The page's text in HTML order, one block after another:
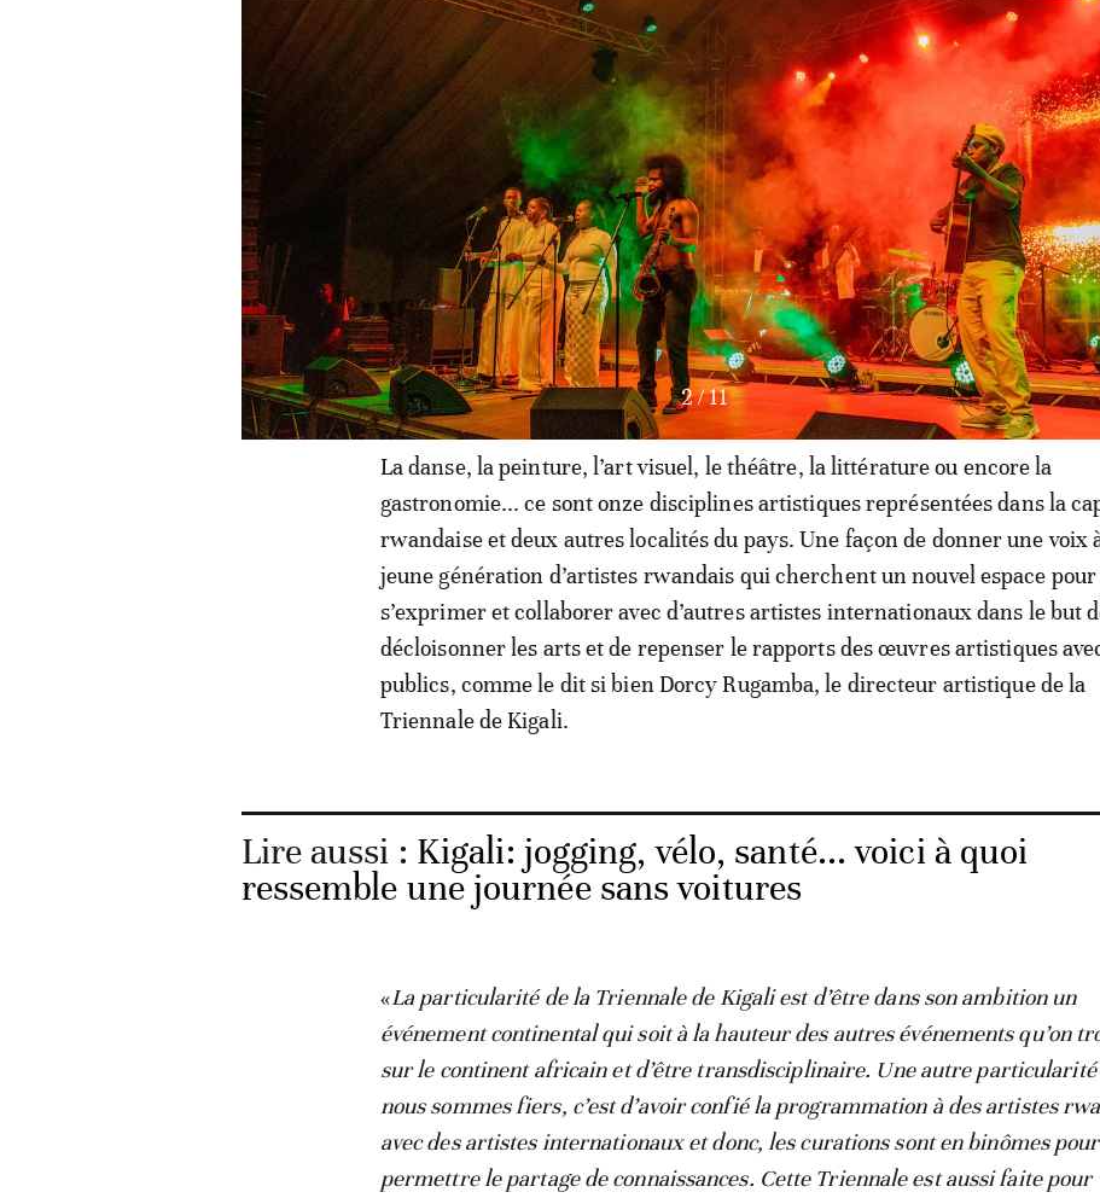
3/11
La danse, la peinture, l’art visuel, le théâtre, la littérature ou encore la
gastronomie... ce sont onze disciplines artistiques représentées dans la
rwandaise et deux autres localités du pays. Une façon de donner une voix
jeune génération d’artistes rwandais qui cherchent un nouvel espace pour
s’exprimer et collaborer avec d’autres artistes internationaux dans le but
décloisonner les arts et de repenser le rapports des œuvres artistiques
publics, comme le dit si bien Dorcy Rugamba, le directeur artistique de la
Triennale de Kigali.
Lire aussi : Kigali: jogging, vélo, santé... voici à quoi
ressemble une journée sans voitures
«La particularité de la Triennale de Kigali est d’être dans son ambition un
événement continental qui soit à la hauteur des autres événements qu’on
sur le continent africain et d’être transdisciplinaire. Une autre
nous sommes fiers, c’est d’avoir confié la programmation à des artistes
avec des artistes internationaux et donc, les curations sont en binômes pour
permettre le partage de connaissances. Cette Triennale est aussi faite pour